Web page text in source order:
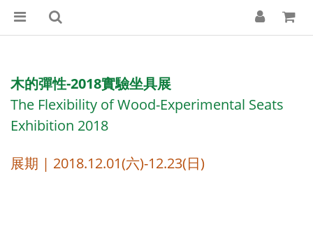
木的彈性-2018實驗坐具展
The Flexibility of Wood-Experimental Seats
Exhibition 2018
展期 | 2018.12.01(六)-12.23(日)